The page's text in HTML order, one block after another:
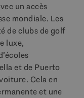
un accès
mondiale. Les
de clubs de golf
luxe,
et de Puerto
Cela en
et une